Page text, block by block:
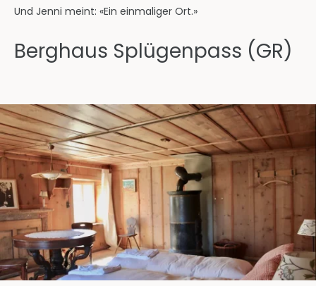
Und Jenni meint: «Ein einmaliger Ort.»
Berghaus Splügenpass (GR)